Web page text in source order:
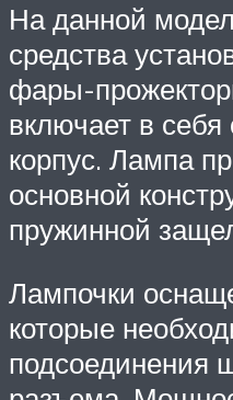
На данной
средства
фары-
включает в себя
корпус. Лампа
основной
пружинной
Лампочки
которые
подсоединения